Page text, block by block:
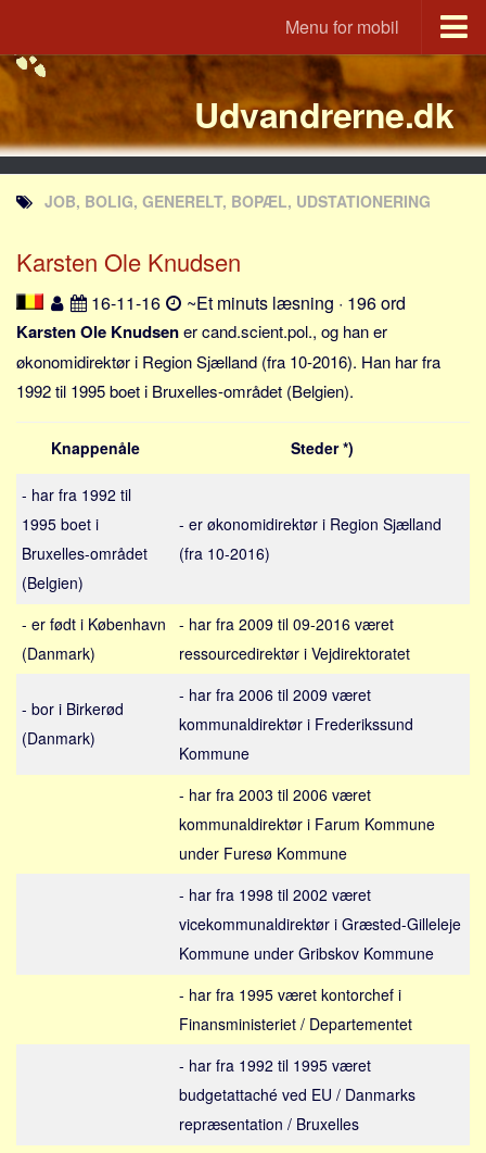
Menu for mobil
Portal
Udvandrerne.dk
Utvandrerne.no
Utvandrarna.se
Tyskland.dk
England.dk
JLKM.dk
Lande
Tyrkiet
Spanien
Sverige
Norge
Thailand
Italien
Grækenland
USA
Alle
Nøgleord
Bolig
Investering
Social sikring og sundhed
Alle
Udvandrerne.dk
JOB, BOLIG, GENERELT, BOPÆL, UDSTATIONERING
Karsten Ole Knudsen
16-11-16 ~Et minuts læsning · 196 ord
Karsten Ole Knudsener cand.scient.pol., og han er
økonomidirektør i Region Sjælland (fra 10-2016). Han har fra
1992 til 1995 boet i Bruxelles-området (Belgien).
Knappenåle Steder *)
- har fra 1992 til
1995 boet i
Bruxelles-området
(Belgien)
- er økonomidirektør i Region Sjælland
(fra 10-2016)
- er født i København
(Danmark)
- har fra 2009 til 09-2016 været
ressourcedirektør i Vejdirektoratet
- bor i Birkerød
(Danmark)
- har fra 2006 til 2009 været
kommunaldirektør i Frederikssund
Kommune
- har fra 2003 til 2006 været
kommunaldirektør i Farum Kommune
under Furesø Kommune
- har fra 1998 til 2002 været
vicekommunaldirektør i Græsted-Gilleleje
Kommune under Gribskov Kommune
- har fra 1995 været kontorchef i
Finansministeriet / Departementet
- har fra 1992 til 1995 været
budgetattaché ved EU / Danmarks
repræsentation / Bruxelles